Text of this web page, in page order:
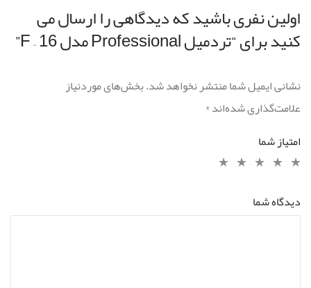
اولین نفری باشید که دیدگاهی را ارسال می
کنید برای “تردمیل Professional مدل F – 16”
نشانی ایمیل شما منتشر نخواهد شد.بخش‌های موردنیاز
علامت‌گذاری شده‌اند*
امتیاز شما
دیدگاه شما